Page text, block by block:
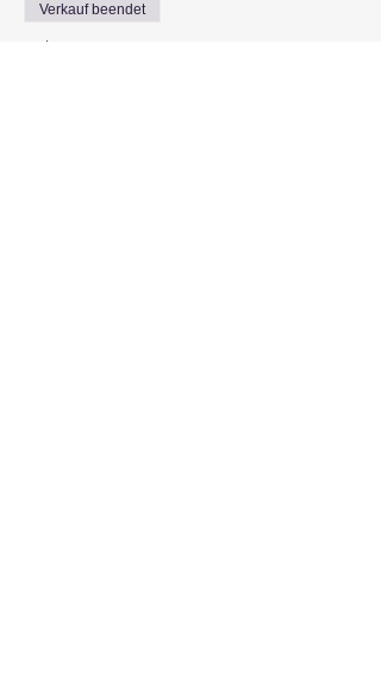
Verkauf beendet
Tickettyp